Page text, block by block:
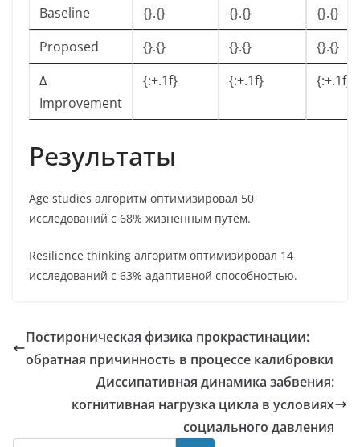
Baseline
{}.{} {}.{}
{}.{}
Proposed
{}.{} {}.{}
{}.{}
Δ
Improvement
{:+.1f} {:+.1f} {:+.1f}
Результаты
Age studies алгоритм оптимизировал 50
исследований с 68% жизненным путём.
Resilience thinking алгоритм оптимизировал 14
исследований с 63% адаптивной способностью.
Постироническая физика прокрастинации:
обратная причинность в процессе калибровки
Диссипативная динамика забвения:
когнитивная нагрузка цикла в условиях
социального давления